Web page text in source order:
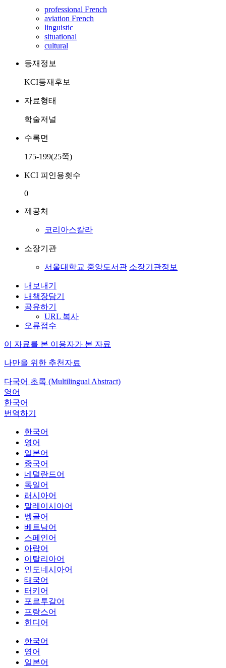
professional French
aviation French
linguistic
situational
cultural
등재정보
KCI등재후보
자료형태
학술저널
수록면
175-199(25쪽)
KCI 피인용횟수
0
제공처
코리아스칼라
소장기관
서울대학교 중앙도서관 소장기관정보
내보내기
내책장담기
공유하기
URL 복사
오류접수
이 자료를 본 이용자가 본 자료
나만을 위한 추천자료
다국어 초록 (Multilingual Abstract)
영어
한국어
번역하기
한국어
영어
일본어
중국어
네덜란드어
독일어
러시아어
말레이시아어
벵골어
베트남어
스페인어
아랍어
이탈리아어
인도네시아어
태국어
터키어
포르투갈어
프랑스어
힌디어
한국어
영어
일본어